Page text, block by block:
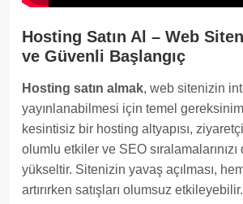
Hosting Satın Al – Web
ve Güvenli Başlangıç
Hosting satın almak, web sitenizin
yayınlanabilmesi için temel
kesintisiz bir hosting altyapısı,
olumlu etkiler ve SEO
yükseltir. Sitenizin yavaş açılması,
artırırken satışları olumsuz